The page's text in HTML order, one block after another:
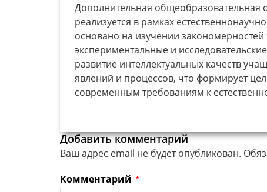
Дополнительная
реализуется в рамках
основано на изучении
экспериментальные и
развитие интеллектуальных качеств
явлений и процессов, что формирует
современным требованиям к
Добавить комментарий
Ваш адрес email не будет опубликован.
Комментарий *